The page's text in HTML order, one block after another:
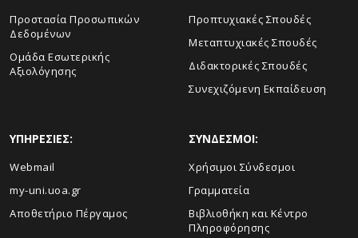
Προστασία Προσωπικών
Δεδομένων
Ομάδα Εσωτερικής
Αξιολόγησης
Προπτυχιακές Σπουδές
Μεταπτυχιακές Σπουδές
Διδακτορικές Σπουδές
Συνεχιζόμενη Εκπαίδευση
ΥΠΗΡΕΣΙΕΣ:
Webmail
my-uni.uoa.gr
Αποθετήριο Πέργαμος
ΣΥΝΔΕΣΜΟΙ:
Χρήσιμοι Σύνδεσμοι
Γραμματεία
Βιβλιοθήκη και Κέντρο
Πληροφόρησης